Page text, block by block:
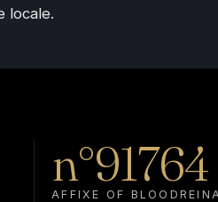
locale.
n°91764
AFFIXE OF